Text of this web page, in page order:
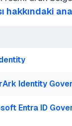
hakkındaki
Identity
Entra ID